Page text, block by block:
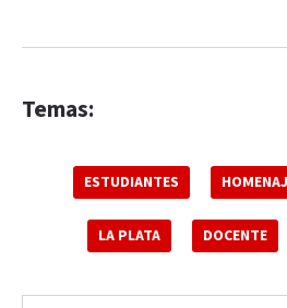
Temas:
ESTUDIANTES
LA PLATA DOCENTE